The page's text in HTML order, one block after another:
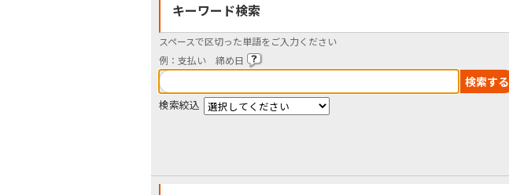
キーワード検索
スペースで区切った単語をご入力ください
例：支払い 締め日
検索絞込